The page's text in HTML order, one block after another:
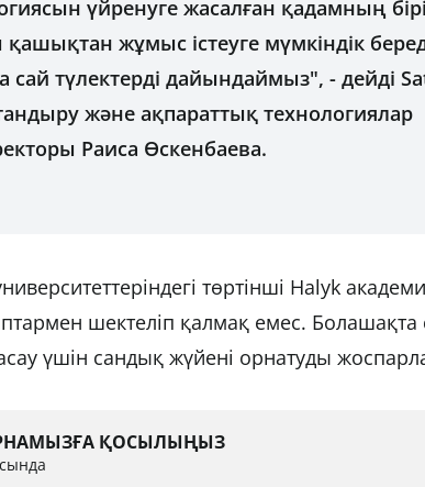
үйренуге жасалған қадамның
жұмыс істеуге мүмкіндік
сай түлектерді дайындаймыз", - дейді
және ақпараттық технологиялар
Раиса Өскенбаева.
төртінші Halyk
шектеліп қалмақ емес. Болашақта
үшін сандық жүйені орнатуды
ҚОСЫЛЫҢЫЗ